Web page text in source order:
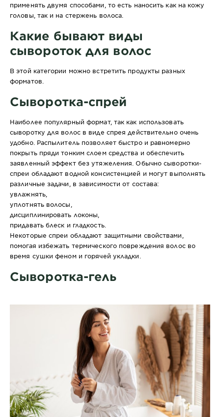
применять двумя способами, то есть наносить как на кожу
головы, так и на стержень волоса.
Какие бывают виды
сывороток для волос
В этой категории можно встретить продукты разных
форматов.
Сыворотка-спрей
Наиболее популярный формат, так как использовать
сыворотку для волос в виде спрея действительно очень
удобно. Распылитель позволяет быстро и равномерно
покрыть пряди тонким слоем средства и обеспечить
заявленный эффект без утяжеления. Обычно сыворотки-
спреи обладают водной консистенцией и могут выполнять
различные задачи, в зависимости от состава:
увлажнять,
уплотнять волосы,
дисциплинировать локоны,
придавать блеск и гладкость.
Некоторые спреи обладают защитными свойствами,
помогая избежать термического повреждения волос во
время сушки феном и горячей укладки.
Сыворотка-гель